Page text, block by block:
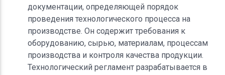
документации, определяющей порядок
проведения технологического процесса на
производстве. Он содержит требования к
оборудованию, сырью, материалам, процессам
производства и контроля качества продукции.
Технологический регламент разрабатывается в